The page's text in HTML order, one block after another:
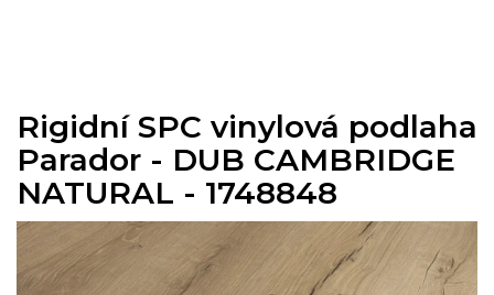
Rigidní SPC vinylová podlaha
Parador - DUB CAMBRIDGE
NATURAL - 1748848